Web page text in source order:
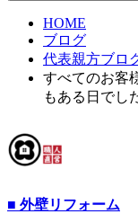
HOME
ブログ
代表親方ブロ
すべてのお客
もある日でし
■ 外壁リフォーム